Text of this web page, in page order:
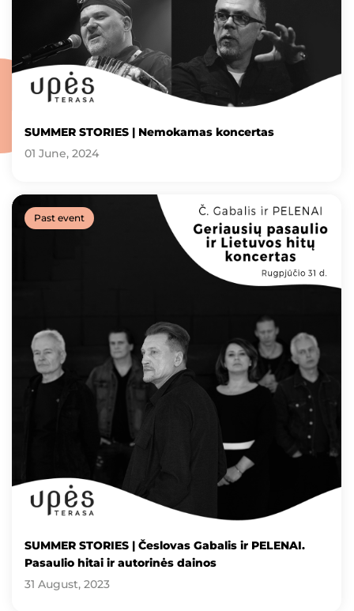
SUMMER STORIES | Nemokamas koncertas
01 June, 2024
Past event
SUMMER STORIES | Česlovas Gabalis ir PELENAI.
Pasaulio hitai ir autorinės dainos
31 August, 2023